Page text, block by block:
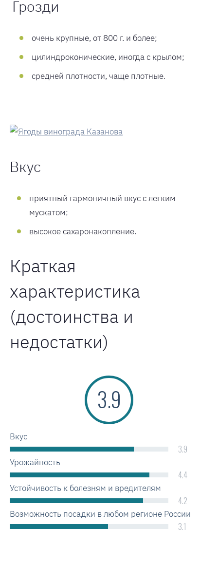
Грозди
очень крупные, от 800 г. и более;
цилиндроконические, иногда с крылом;
средней плотности, чаще плотные.
Вкус
приятный гармоничный вкус с легким
мускатом;
высокое сахаронакопление.
Краткая
характеристика
(достоинства и
недостатки)
3.9
Вкус
3.9
Урожайность
4.4
Устойчивость к болезням и вредителям
4.2
Возможность посадки в любом регионе России
3.1